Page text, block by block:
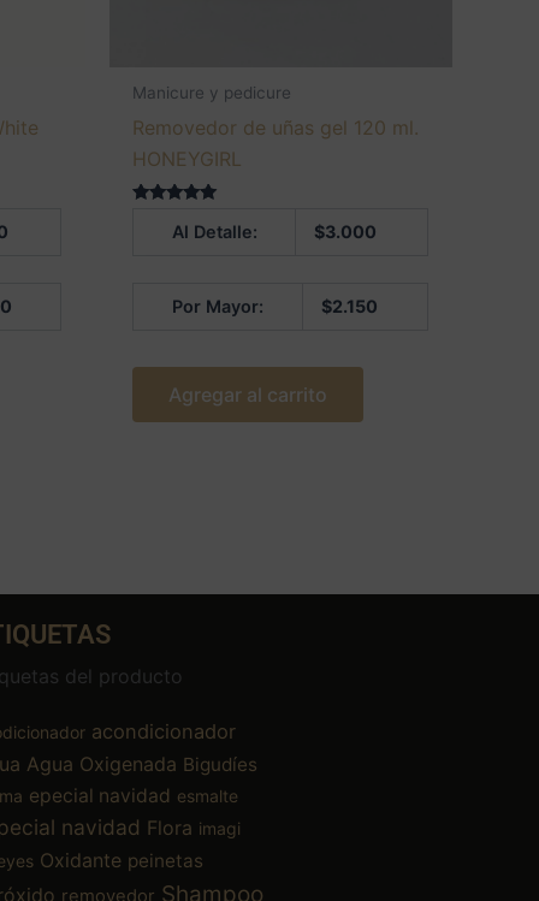
Manicure y pedicure
Removedor de uñas gel 120 ml.
HONEYGIRL
Al Detalle: $3.000
Por Mayor: $2.150
Agregar al carrito
del producto
acondicionador
Agua Oxigenada Bigudíes
epecial navidad esmalte
navidad Flora imagi
Oxidante peinetas
removedor Shampoo